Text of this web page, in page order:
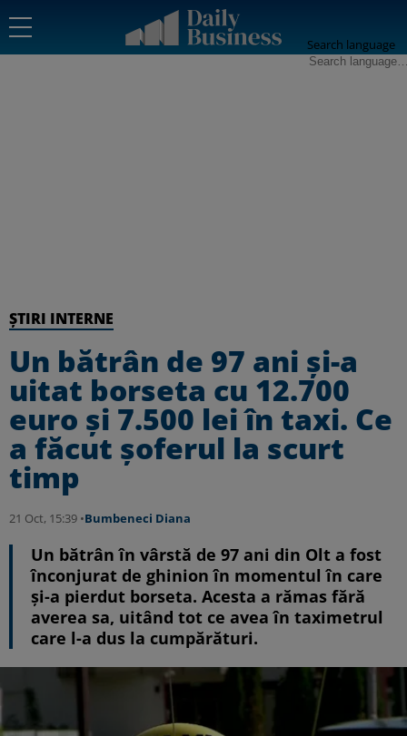
Search language
ȘTIRI INTERNE
Un bătrân de 97 ani și-a
uitat borseta cu 12.700
euro și 7.500 lei în taxi. Ce
a făcut șoferul la scurt
timp
21 Oct, 15:39 •Bumbeneci Diana
Un bătrân în vârstă de 97 ani din Olt a fost
înconjurat de ghinion în momentul în care
și-a pierdut borseta. Acesta a rămas fără
averea sa, uitând tot ce avea în taximetrul
care l-a dus la cumpărături.